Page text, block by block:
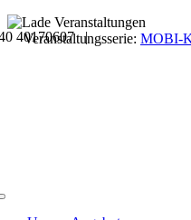
Skip
to 40170607 |
Veranstaltungsserie: MOBI-